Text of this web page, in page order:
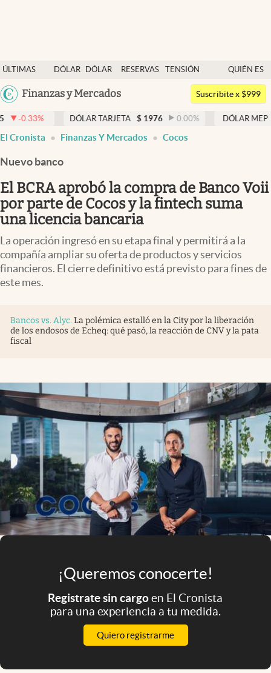
ÚLTIMAS
NOTICIAS
DÓLAR
DÓLAR
RESERVAS
TENSIÓN
GEOPOLÍTICA
QUIÉN ES
QUIÉN
Argentina
Uruguay
Finanzas y Mercados
Dólar
Members
Economía y Política
Finanzas y Mercados
Mercados Online
Negocios
Columnistas
Apertura
Clima
El Cronista Studio
Mediakit
abre en nueva pestaña
Argentina
Suscribite x $999
DÓLAR TARJETA $ 1976 0.00% DÓLAR MEP 1524,96
El Cronista Finanzas Y Mercados Cocos
Nuevo banco
El BCRA aprobó la compra de Banco Voii
por parte de Cocos y la fintech suma
una licencia bancaria
La operación ingresó en su etapa final y permitirá a la
compañía ampliar su oferta de productos y servicios
financieros. El cierre definitivo está previsto para fines de
este mes.
Bancos vs. Alyc. La polémica estalló en la City por la liberación
de los endosos de Echeq: qué pasó, la reacción de CNV y la pata
fiscal
¡Queremos conocerte!
Registrate sin cargoen El Cronista
para una experiencia a tu medida.
Quiero registrarme